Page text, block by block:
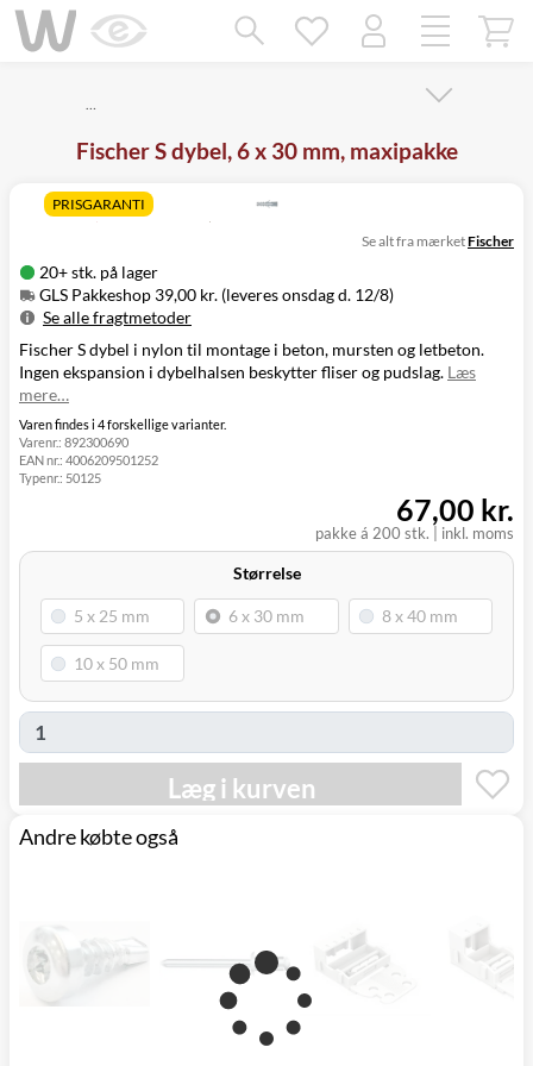
…
Fischer S dybel, 6 x 30 mm, maxipakke
PRISGARANTI
20+ stk. på lager
GLS Pakkeshop 39,00 kr. (leveres onsdag d. 12/8)
Se alle fragtmetoder
Metode
Pris
Leveres
GLS Pakkeshop
39,00 kr.
Onsdag d. 12/8
GLS
Hjemmelevering
GLS Erhverv
Direkte levering
Click&Collect i
Se alt fra mærketFischer
Fischer S dybel i nylon til montage i beton, mursten og letbeton.
Ingen ekspansion i dybelhalsen beskytter fliser og pudslag. Læs
mere…
Varen findes i 4 forskellige varianter.
Varenr.: 892300690
EAN nr.: 4006209501252
Typenr.: 50125
pakke á 200 stk. inkl. moms
67,00 kr.
Størrelse
Læg i kurven
Andre købte også
Mangler chatten?
Ret samtykke!